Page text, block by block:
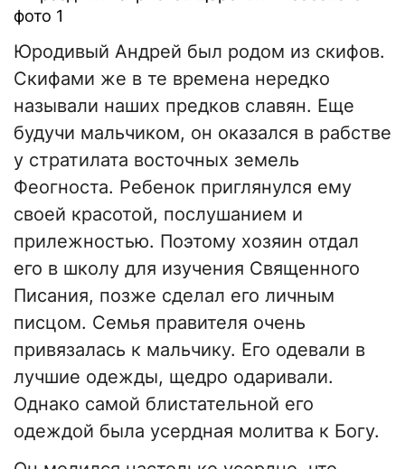
Юродивый Андрей был родом из скифов.
Скифами же в те времена нередко
называли наших предков славян. Еще
будучи мальчиком, он оказался в рабстве
у стратилата восточных земель
Феогноста. Ребенок приглянулся ему
своей красотой, послушанием и
прилежностью. Поэтому хозяин отдал
его в школу для изучения Священного
Писания, позже сделал его личным
писцом. Семья правителя очень
привязалась к мальчику. Его одевали в
лучшие одежды, щедро одаривали.
Однако самой блистательной его
одеждой была усердная молитва к Богу.